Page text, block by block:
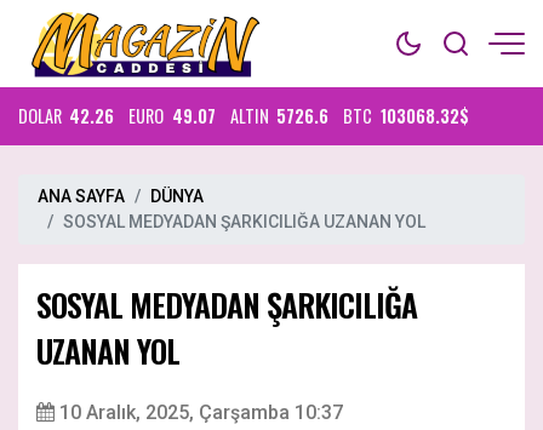
DOLAR 42.26 EURO 49.07 ALTIN 5726.6 BTC 103068.32$
ANA SAYFA
DÜNYA
SOSYAL MEDYADAN ŞARKICILIĞA UZANAN YOL
SOSYAL MEDYADAN ŞARKICILIĞA
UZANAN YOL
10 Aralık, 2025, Çarşamba 10:37